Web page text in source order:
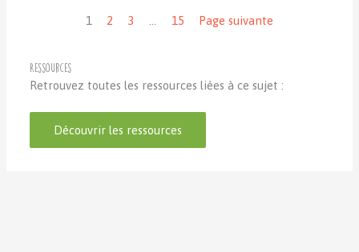
1
2 3 15 Page suivante
Ressources
Retrouvez toutes les ressources liées à ce sujet :
Découvrir les ressources